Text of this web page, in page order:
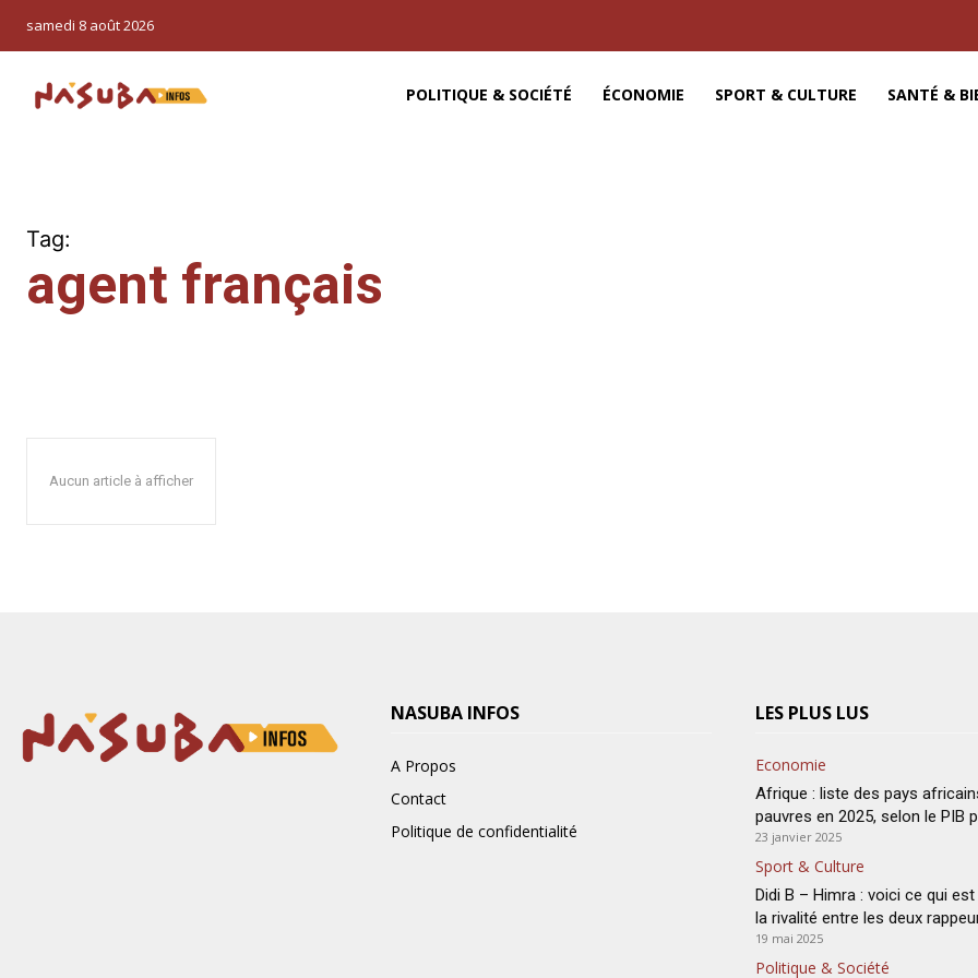
samedi 8 août 2026
POLITIQUE & SOCIÉTÉ ÉCONOMIE SPORT & CULTURE SANTÉ &
Tag:
agent français
Aucun article à afficher
NASUBA INFOS
A Propos
Contact
Politique de confidentialité
LES PLUS LUS
Economie
Afrique : liste des pays
pauvres en 2025, selon le PIB
23 janvier 2025
Sport & Culture
Didi B – Himra : voici ce qui est
la rivalité entre les deux
19 mai 2025
Politique & Société